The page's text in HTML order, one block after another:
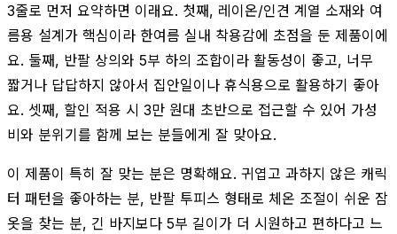
3줄로 먼저 요약하면 이래요. 첫째, 레이온/인견 계열 소재와 여
름용 설계가 핵심이라 한여름 실내 착용감에 초점을 둔 제품이에
요. 둘째, 반팔 상의와 5부 하의 조합이라 활동성이 좋고, 너무
짧거나 답답하지 않아서 집안일이나 휴식용으로 활용하기 좋아
요. 셋째, 할인 적용 시 3만 원대 초반으로 접근할 수 있어 가성
비와 분위기를 함께 보는 분들에게 잘 맞아요.
이 제품이 특히 잘 맞는 분은 명확해요. 귀엽고 과하지 않은 캐릭
터 패턴을 좋아하는 분, 반팔 투피스 형태로 체온 조절이 쉬운 잠
옷을 찾는 분, 긴 바지보다 5부 길이가 더 시원하고 편하다고 느